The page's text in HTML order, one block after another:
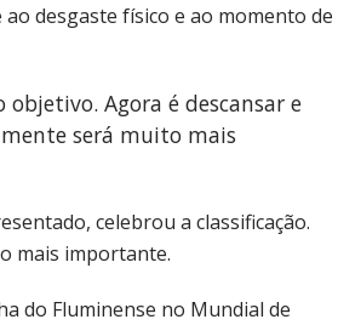
desgaste físico e ao momento de
Agora é descansar e
será muito mais
celebrou a classificação.
mais importante.
do Fluminense no Mundial de